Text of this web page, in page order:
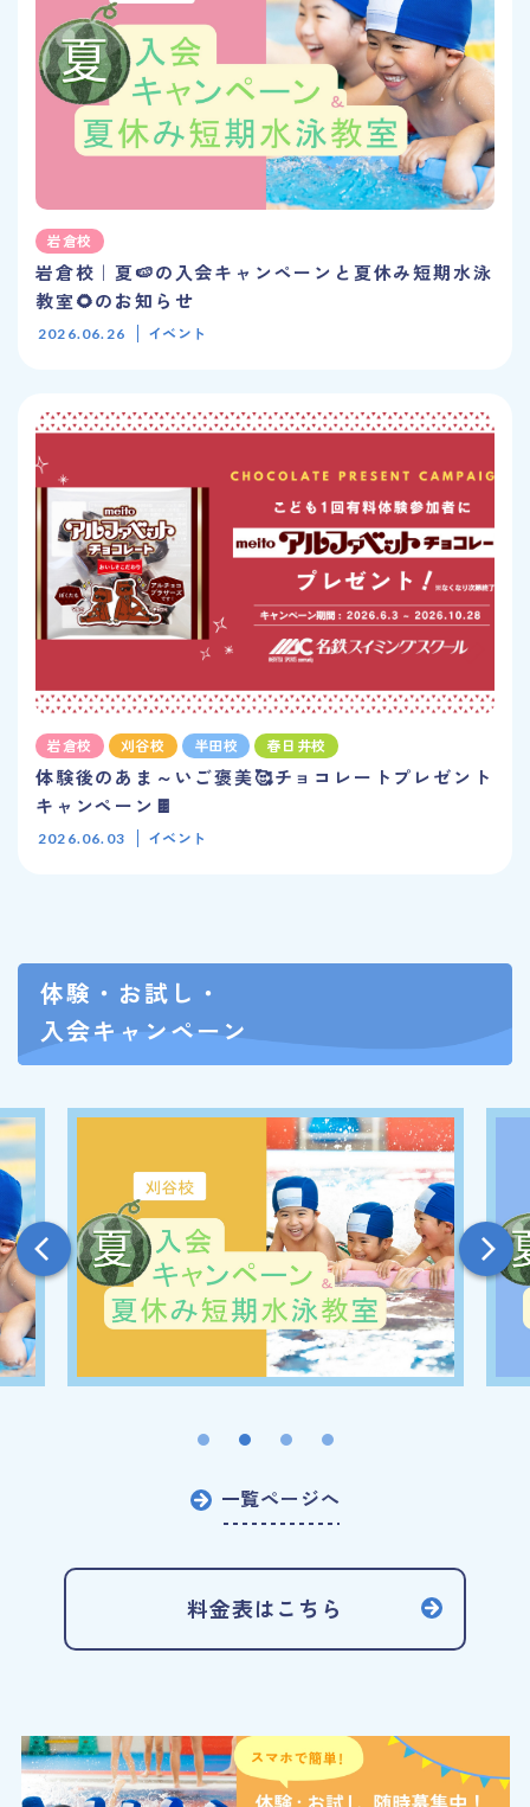
岩倉校
岩倉校｜夏🍉の入会キャンペーンと夏休み短期水泳
教室🌻のお知らせ
2026.06.26 イベント
岩倉校 刈谷校 半田校 春日井校
体験後のあま～いご褒美🥰チョコレートプレゼント
キャンペーン🍫
2026.06.03 イベント
体験・お試し・
入会キャンペーン
一覧ページへ
料金表はこちら